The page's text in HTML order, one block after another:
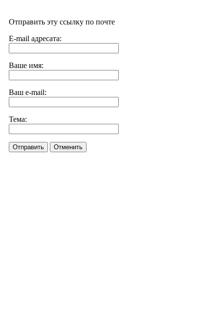
Отправить эту ссылку по почте
E-mail адресата:
Ваше имя:
Ваш e-mail:
Тема:
Отправить Отменить